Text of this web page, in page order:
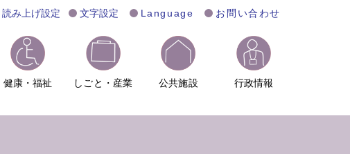
読み上げ設定 文字設定 Language お問い合わせ
健康・福祉 しごと・産業 公共施設 行政情報